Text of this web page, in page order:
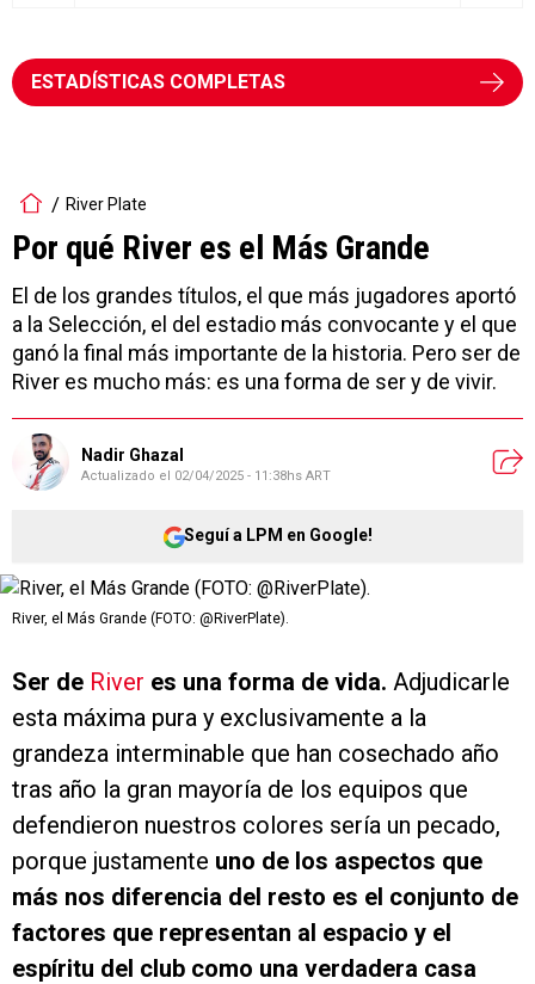
ESTADÍSTICAS COMPLETAS
River Plate
Por qué River es el Más Grande
El de los grandes títulos, el que más jugadores aportó
a la Selección, el del estadio más convocante y el que
ganó la final más importante de la historia. Pero ser de
River es mucho más: es una forma de ser y de vivir.
Nadir Ghazal
Actualizado el 02/04/2025 - 11:38hs ART
Seguí a LPM en Google!
River, el Más Grande (FOTO: @RiverPlate).
Ser de River es una forma de vida. Adjudicarle
esta máxima pura y exclusivamente a la
grandeza interminable que han cosechado año
tras año la gran mayoría de los equipos que
defendieron nuestros colores sería un pecado,
porque justamente uno de los aspectos que
más nos diferencia del resto es el conjunto de
factores que representan al espacio y el
espíritu del club como una verdadera casa